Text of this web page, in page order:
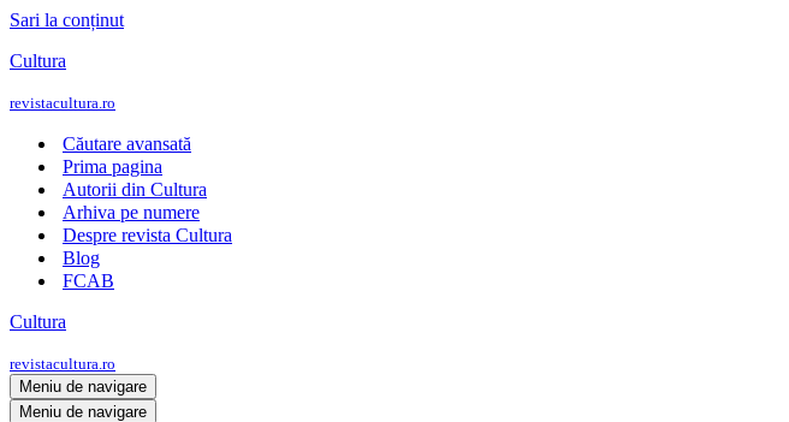
Sari la conținut
Cultura
revistacultura.ro
Căutare avansată
Prima pagina
Autorii din Cultura
Arhiva pe numere
Despre revista Cultura
Blog
FCAB
Cultura
revistacultura.ro
Meniu de navigare
Meniu de navigare